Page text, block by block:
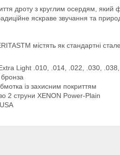
дроту з круглим осердям, який
яскраве звучання та
містять як стандартні
Light .010, .014, .022, .030,
із захисним покриттям
2 струни XENON Power-Plain